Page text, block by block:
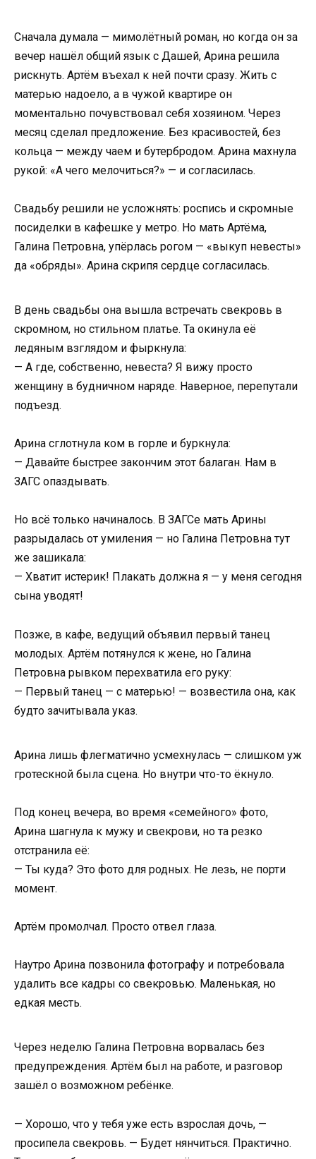
Сначала думала — мимолётный роман, но когда он за
вечер нашёл общий язык с Дашей, Арина решила
рискнуть. Артём въехал к ней почти сразу. Жить с
матерью надоело, а в чужой квартире он
моментально почувствовал себя хозяином. Через
месяц сделал предложение. Без красивостей, без
кольца — между чаем и бутербродом. Арина махнула
рукой: «А чего мелочиться?» — и согласилась.
Свадьбу решили не усложнять: роспись и скромные
посиделки в кафешке у метро. Но мать Артёма,
Галина Петровна, упёрлась рогом — «выкуп невесты»
да «обряды». Арина скрипя сердце согласилась.
В день свадьбы она вышла встречать свекровь в
скромном, но стильном платье. Та окинула её
ледяным взглядом и фыркнула:
— А где, собственно, невеста? Я вижу просто
женщину в будничном наряде. Наверное, перепутали
подъезд.
Арина сглотнула ком в горле и буркнула:
— Давайте быстрее закончим этот балаган. Нам в
ЗАГС опаздывать.
Но всё только начиналось. В ЗАГСе мать Арины
разрыдалась от умиления — но Галина Петровна тут
же зашикала:
— Хватит истерик! Плакать должна я — у меня сегодня
сына уводят!
Позже, в кафе, ведущий объявил первый танец
молодых. Артём потянулся к жене, но Галина
Петровна рывком перехватила его руку:
— Первый танец — с матерью! — возвестила она, как
будто зачитывала указ.
Арина лишь флегматично усмехнулась — слишком уж
гротескной была сцена. Но внутри что-то ёкнуло.
Под конец вечера, во время «семейного» фото,
Арина шагнула к мужу и свекрови, но та резко
отстранила её:
— Ты куда? Это фото для родных. Не лезь, не порти
момент.
Артём промолчал. Просто отвел глаза.
Наутро Арина позвонила фотографу и потребовала
удалить все кадры со свекровью. Маленькая, но
едкая месть.
Через неделю Галина Петровна ворвалась без
предупреждения. Артём был на работе, и разговор
зашёл о возможном ребёнке.
— Хорошо, что у тебя уже есть взрослая дочь, —
просипела свекровь. — Будет нянчиться. Практично.